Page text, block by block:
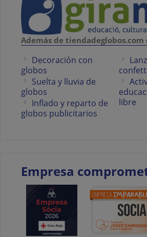
Además de tiendadeglobos.com
Decoración con
globos
Suelta y lluvia de
globos
Inflado y reparto de
globos publicitarios
libre
Empresa